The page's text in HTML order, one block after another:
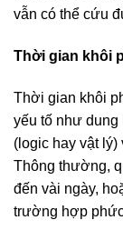
vẫn có thể cứu
Thời gian khôi
Thời gian khôi
yếu tố như
(logic hay vật
Thông thường,
đến vài ngày,
trường hợp